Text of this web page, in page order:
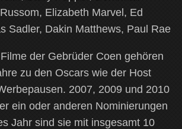
Elizabeth Marvel, Ed
Sadler, Dakin Matthews, Paul Rae
der Gebrüder Coen gehören
zu den Oscars wie der Host
2007, 2009 und 2010
ein oder anderen Nominierungen
Jahr sind sie mit insgesamt 10